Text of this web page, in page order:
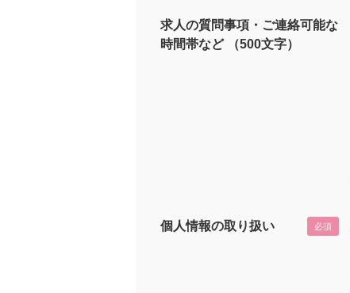
求人の質問事項・ご連絡可能な
時間帯など （500文字）
個人情報の取り扱い 必須